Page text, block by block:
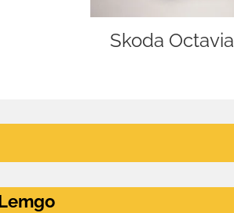
Skoda Octavia